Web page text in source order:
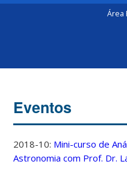
Área
Eventos
2018-10: Mini-curso de
Astronomia com Prof. Dr.
4:00
5:00